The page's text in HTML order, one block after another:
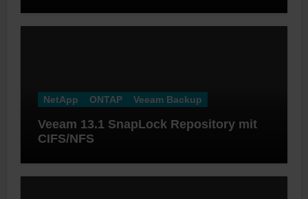
NetApp ONTAP Veeam Backup
Veeam 13.1 SnapLock Repository mit
CIFS/NFS